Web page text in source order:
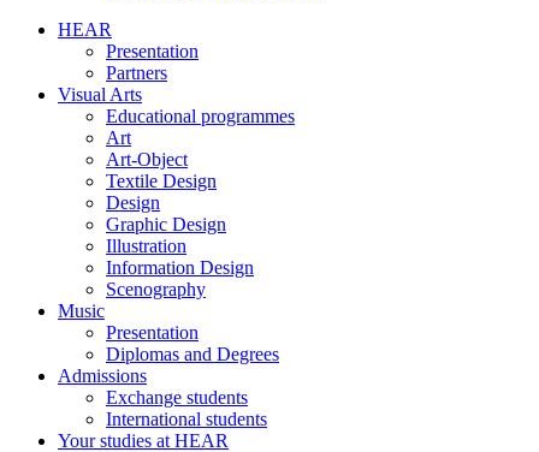
HEAR
Presentation
Partners
Visual Arts
Educational programmes
Art
Art-Object
Textile Design
Design
Graphic Design
Illustration
Information Design
Scenography
Music
Presentation
Diplomas and Degrees
Admissions
Exchange students
International students
Your studies at HEAR